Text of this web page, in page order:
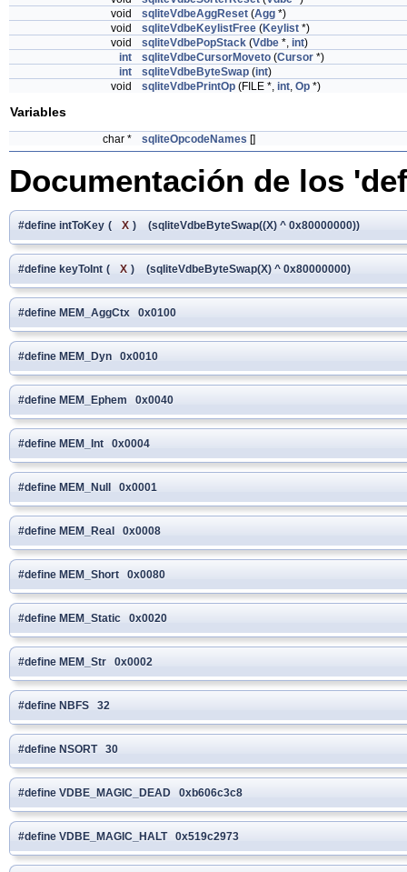
void
sqliteVdbeAggReset (Agg *)
void
sqliteVdbeKeylistFree (Keylist *)
void
sqliteVdbePopStack (Vdbe *, int)
int
sqliteVdbeCursorMoveto (Cursor *)
int
sqliteVdbeByteSwap (int)
void
sqliteVdbePrintOp (FILE *, int, Op *)
Variables
char * sqliteOpcodeNames []
Documentación de los
#define intToKey ( X ) (sqliteVdbeByteSwap((X) ^ 0x80000000))
#define keyToInt ( X ) (sqliteVdbeByteSwap(X) ^ 0x80000000)
#define MEM_AggCtx 0x0100
#define MEM_Dyn 0x0010
#define MEM_Ephem 0x0040
#define MEM_Int 0x0004
#define MEM_Null 0x0001
#define MEM_Real 0x0008
#define MEM_Short 0x0080
#define MEM_Static 0x0020
#define MEM_Str 0x0002
#define NBFS 32
#define NSORT 30
#define VDBE_MAGIC_DEAD 0xb606c3c8
#define VDBE_MAGIC_HALT 0x519c2973